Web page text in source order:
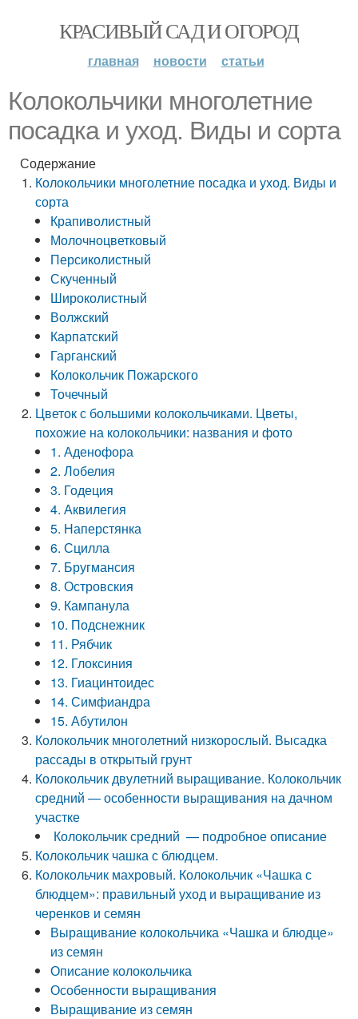
КРАСИВЫЙ САД И ОГОРОД
главная новости статьи
Колокольчики многолетние
посадка и уход. Виды и сорта
Содержание
Колокольчики многолетние посадка и уход. Виды и
сорта
Крапиволистный
Молочноцветковый
Персиколистный
Скученный
Широколистный
Волжский
Карпатский
Гарганский
Колокольчик Пожарского
Точечный
Цветок с большими колокольчиками. Цветы,
похожие на колокольчики: названия и фото
1. Аденофора
2. Лобелия
3. Годеция
4. Аквилегия
5. Наперстянка
6. Сцилла
7. Бругмансия
8. Островския
9. Кампанула
10. Подснежник
11. Рябчик
12. Глоксиния
13. Гиацинтоидес
14. Симфиандра
15. Абутилон
Колокольчик многолетний низкорослый. Высадка
рассады в открытый грунт
Колокольчик двулетний выращивание. Колокольчик
средний — особенности выращивания на дачном
участке
Колокольчик средний — подробное описание
Колокольчик чашка с блюдцем.
Колокольчик махровый. Колокольчик «Чашка с
блюдцем»: правильный уход и выращивание из
черенков и семян
Выращивание колокольчика «Чашка и блюдце»
из семян
Описание колокольчика
Особенности выращивания
Выращивание из семян